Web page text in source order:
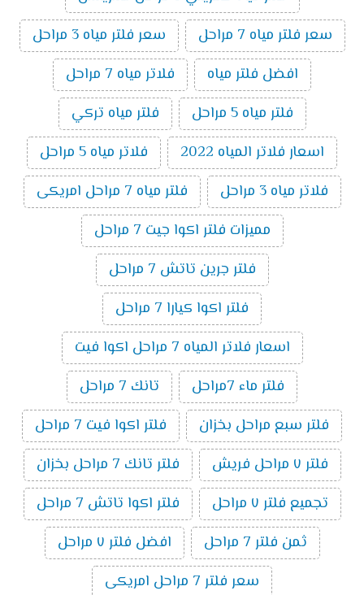
سعر فلتر مياه 7 مراحل
سعر فلتر مياه 3 مراحل
افضل فلتر مياه
فلاتر مياه 7 مراحل
فلتر مياه 5 مراحل
فلتر مياه تركي
اسعار فلاتر المياه 2022
فلاتر مياه 5 مراحل
فلاتر مياه 3 مراحل
فلتر مياه 7 مراحل امريكى
مميزات فلتر اكوا جيت 7 مراحل
فلتر جرين تاتش 7 مراحل
فلتر اكوا كيارا 7 مراحل
اسعار فلاتر المياه 7 مراحل اكوا فيت
فلتر ماء 7مراحل
تانك 7 مراحل
فلتر سبع مراحل بخزان
فلتر اكوا فيت 7 مراحل
فلتر ٧ مراحل فريش
فلتر تانك 7 مراحل بخزان
تجميع فلتر ٧ مراحل
فلتر اكوا تاتش 7 مراحل
ثمن فلتر 7 مراحل
افضل فلتر ٧ مراحل
سعر فلتر 7 مراحل امريكى